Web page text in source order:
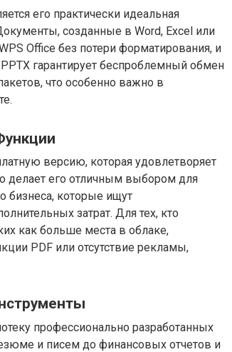
его практически идеальная
созданные в Word, Excel или
Office без потери форматирования, и
гарантирует беспроблемный обмен
что особенно важно в
версию, которая удовлетворяет
делает его отличным выбором для
бизнеса, которые ищут
затрат. Для тех, кто
как больше места в облаке,
PDF или отсутствие рекламы,
профессионально разработанных
и писем до финансовых отчетов и